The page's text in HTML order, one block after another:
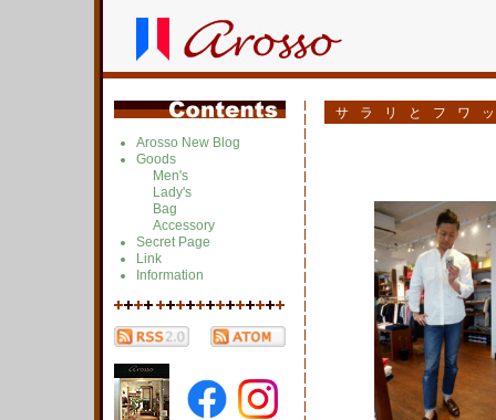
Arosso New Blog
Goods
Men's
Lady's
Bag
Accessory
Secret Page
Link
Information
サラリとフワ